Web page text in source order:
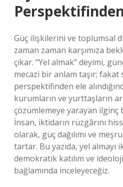
Güç ilişkilerini ve toplumsal
zaman zaman karşımıza
çıkar. “Yel almak” deyimi,
mecazi bir anlam taşır; fakat
perspektifinden ele
kurumların ve yurttaşların
çözümlemeye yarayan
İnsan, iktidarın rüzgârını
olarak, güç dağılımı ve
tartar. Bu yazıda, yel almayı
demokratik katılım ve
bağlamında inceleyeceğiz.